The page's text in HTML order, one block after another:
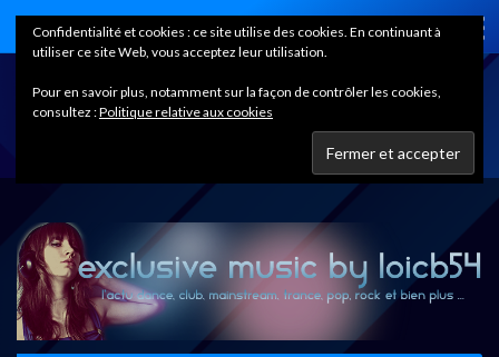
Home
Confidentialité et cookies : ce site utilise des cookies. En continuant à
utiliser ce site Web, vous acceptez leur utilisation.
Pour en savoir plus, notamment sur la façon de contrôler les cookies,
consultez :Politique relative aux cookies